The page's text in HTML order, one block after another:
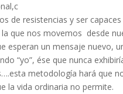
de resistencias y ser
que nos movemos desde
esperan un mensaje nuevo,
“yo”, ése que nunca
metodología hará que
la vida ordinaria no permite.